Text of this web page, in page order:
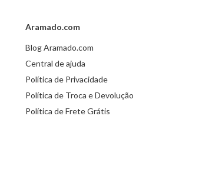
Aramado.com
Blog Aramado.com
Central de ajuda
Política de Privacidade
Política de Troca e Devolução
Política de Frete Grátis